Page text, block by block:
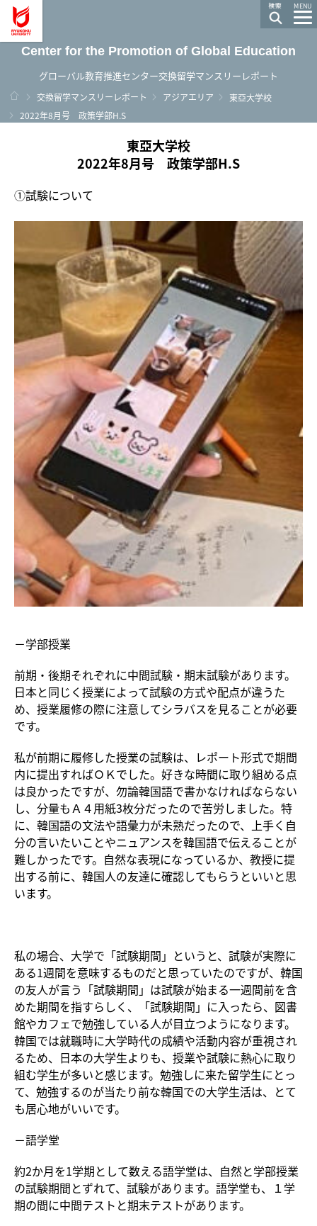
MENU
Center for the Promotion of Global Education
グローバル教育推進センター交換留学マンスリーレポート
ホーム
交換留学マンスリーレポート アジアエリア
東亞大学校
2022年8月号 政策学部H.S
東亞大学校
2022年8月号 政策学部H.S
➀試験について
－学部授業
前期・後期それぞれに中間試験・期末試験があります。
日本と同じく授業によって試験の方式や配点が違うた
め、授業履修の際に注意してシラバスを見ることが必要
です。
私が前期に履修した授業の試験は、レポート形式で期間
内に提出すればＯＫでした。好きな時間に取り組める点
は良かったですが、勿論韓国語で書かなければならない
し、分量もＡ４用紙3枚分だったので苦労しました。特
に、韓国語の文法や語彙力が未熟だったので、上手く自
分の言いたいことやニュアンスを韓国語で伝えることが
難しかったです。自然な表現になっているか、教授に提
出する前に、韓国人の友達に確認してもらうといいと思
います。
私の場合、大学で「試験期間」というと、試験が実際に
ある1週間を意味するものだと思っていたのですが、韓国
の友人が言う「試験期間」は試験が始まる一週間前を含
めた期間を指すらしく、「試験期間」に入ったら、図書
館やカフェで勉強している人が目立つようになります。
韓国では就職時に大学時代の成績や活動内容が重視され
るため、日本の大学生よりも、授業や試験に熱心に取り
組む学生が多いと感じます。勉強しに来た留学生にとっ
て、勉強するのが当たり前な韓国での大学生活は、とて
も居心地がいいです。
－語学堂
約2か月を1学期として数える語学堂は、自然と学部授業
の試験期間とずれて、試験があります。語学堂も、１学
期の間に中間テストと期末テストがあります。